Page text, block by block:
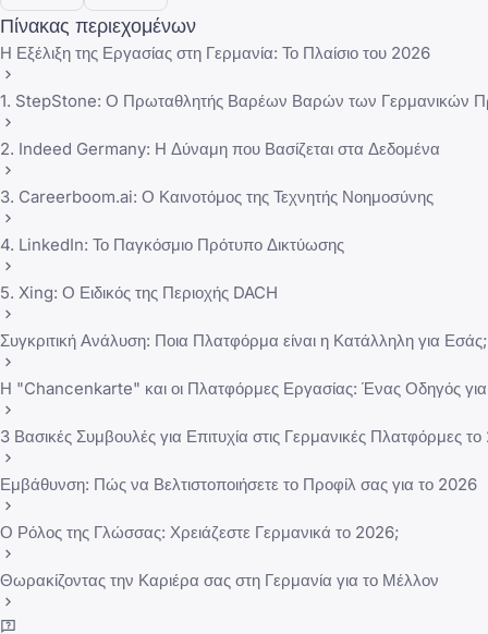
Πίνακας περιεχομένων
Η Εξέλιξη της Εργασίας στη Γερμανία: Το Πλαίσιο του 2026
1. StepStone: Ο Πρωταθλητής Βαρέων Βαρών των Γερμανικών
2. Indeed Germany: Η Δύναμη που Βασίζεται στα Δεδομένα
3. Careerboom.ai: Ο Καινοτόμος της Τεχνητής Νοημοσύνης
4. LinkedIn: Το Παγκόσμιο Πρότυπο Δικτύωσης
5. Xing: Ο Ειδικός της Περιοχής DACH
Συγκριτική Ανάλυση: Ποια Πλατφόρμα είναι η Κατάλληλη για Εσάς;
Η "Chancenkarte" και οι Πλατφόρμες Εργασίας: Ένας Οδηγός
3 Βασικές Συμβουλές για Επιτυχία στις Γερμανικές Πλατφόρμες
Εμβάθυνση: Πώς να Βελτιστοποιήσετε το Προφίλ σας για το 2026
Ο Ρόλος της Γλώσσας: Χρειάζεστε Γερμανικά το 2026;
Θωρακίζοντας την Καριέρα σας στη Γερμανία για το Μέλλον